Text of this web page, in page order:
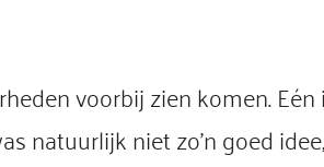
voorbij zien komen.
natuurlijk niet zo’n goed